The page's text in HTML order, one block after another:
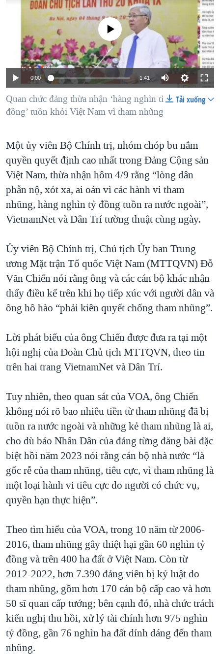
NGƯỜI VIỆT HẢI NGOẠI
ĐỜI SỐNG
KINH TẾ
KHOA HỌC
SỨC KHOẺ
VĂN HOÁ
THỂ THAO
TẠI
HÀNH TRÌNH BẦU CỬ 2024
MỘT NĂM CHIẾN TRANH TẠI DẢI GAZA
GIẢI MÃ VÀNH ĐAI & CON ĐƯỜNG
NGÀY TỊ NẠN THẾ GIỚI
GROUND ZERO – XƯA VÀ NAY
CÁC GIÁ TRỊ CỘNG HÒA Ở VIỆT NAM
THƯỢNG ĐỈNH TRUMP-KIM TẠI VIỆT NAM
TRỊNH VĨNH BÌNH VS. CHÍNH PHỦ VIỆT NAM
NGƯ DÂN VIỆT VÀ LÀN SÓNG TRỘM HẢI SÂM
BÊN KIA QUỐC LỘ: TIẾNG VỌNG TỪ NÔNG THÔN MỸ
VIDEO
MẠNG XÃ HỘI
Ngôn ngữ khác
No media source currently available
0:00 1:41
Tải xuống
Quan chức đảng thừa nhận ‘hàng nghìn tỉ
đồng’ tuồn khỏi Việt Nam vì tham nhũng
Một ủy viên Bộ Chính trị, nhóm chóp bu nắm
quyền quyết định cao nhất trong Đảng Cộng sản
Việt Nam, thừa nhận hôm 4/9 rằng “lòng dân
phẫn nộ, xót xa, ai oán vì các hành vi tham
nhũng, hàng nghìn tỷ đồng tuồn ra nước ngoài”,
VietnamNet và Dân Trí tường thuật cùng ngày.
Ủy viên Bộ Chính trị, Chủ tịch Ủy ban Trung
ương Mặt trận Tổ quốc Việt Nam (MTTQVN) Đỗ
Văn Chiến nói rằng ông và các cán bộ khác nhận
thấy điều kể trên khi họ tiếp xúc với người dân và
ông hô hào “phải kiên quyết chống tham nhũng”.
Lời phát biểu của ông Chiến được đưa ra tại một
hội nghị của Đoàn Chủ tịch MTTQVN, theo tin
trên hai trang VietnamNet và Dân Trí.
Tuy nhiên, theo quan sát của VOA, ông Chiến
không nói rõ bao nhiêu tiền từ tham nhũng đã bị
tuồn ra nước ngoài và những kẻ tham nhũng là ai,
cho dù báo Nhân Dân của đảng từng đăng bài đặc
biệt hồi năm 2023 nói rằng cán bộ nhà nước “là
gốc rễ của tham nhũng, tiêu cực, vì tham nhũng là
một loại hành vi tiêu cực do người có chức vụ,
quyền hạn thực hiện”.
Theo tìm hiểu của VOA, trong 10 năm từ 2006-
2016, tham nhũng gây thiệt hại gần 60 nghìn tỷ
đồng và trên 400 ha đất ở Việt Nam. Còn từ
2012-2022, hơn 7.390 đảng viên bị kỷ luật do
tham nhũng, gồm hơn 170 cán bộ cấp cao và hơn
50 sĩ quan cấp tướng; bên cạnh đó, nhà chức trách
kiến nghị thu hồi, xử lý tài chính hơn 975 nghìn
tỷ đồng, gần 76 nghìn ha đất dính dáng đến tham
nhũng.